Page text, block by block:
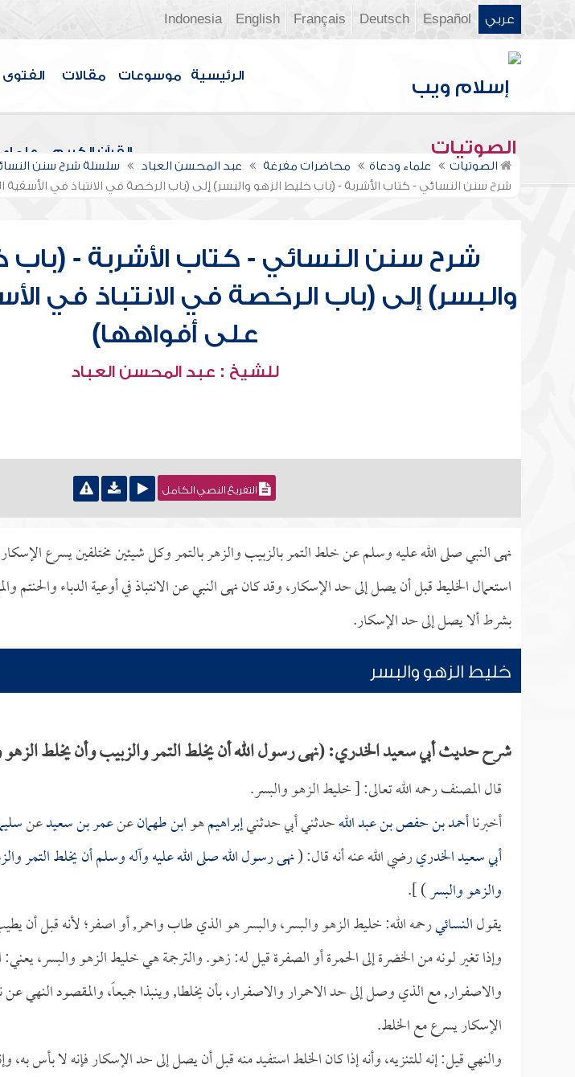
عربي Español
Deutsch
Français
English
Indonesia
الرئيسية موسوعات مقالات الفتوى
الصوتيات القرآن الكريم
الصوتيات علماء ودعاة محاضرات مفرغة عبد المحسن العباد سلسلة شرح سنن
شرح سنن النسائي - كتاب الأشربة - (باب خليط الزهو والبسر) إلى (باب الرخصة في الانتباذ في الأسقية
شرح سنن النسائي - كتاب الأشربة - (باب
والبسر) إلى (باب الرخصة في الانتباذ في
على أفواهها)
للشيخ : عبد المحسن العباد
التفريغ النصي الكامل
نهى النبي صلى الله عليه وسلم عن خلط التمر بالزبيب والزهر بالتمر وكل شيئين مختلفين يسرع الإسكار
استعمال الخليط قبل أن يصل إلى حد الإسكار، وقد كان نهى النبي عن الانتباذ في أوعية الدباء
بشرط ألا يصل إلى حد الإسكار.
خليط الزهو والبسر
شرح حديث أبي سعيد الخدري: (نهى رسول الله أن يخلط التمر والزبيب وأن يخلط
قال المصنف رحمه الله تعالى: [ خليط الزهو والبسر.
أخبرناأحمد بن حفص بن عبد اللهحدثني أبي حدثنيإبراهيمهوابن طهمانعنعمر بن سعيدعن
أبي سعيد الخدريرضي الله عنه أنه قال: (نهى رسول الله صلى الله عليه وآله وسلم أن يخلط التمر
والزهو والبسر) ].
يقولالنسائيرحمه الله: خليط الزهو والبسر، والبسر هو الذي طاب واحمر, أو اصفر؛ لأنه قبل أن
وإذا تغير لونه من الخضرة إلى الحمرة أو الصفرة قيل له: زهو. والترجمة هي خليط الزهو والبسر،
والاصفرار, مع الذي وصل إلى حد الاحمرار والاصفرار، بأن يخلطا, وينبذا جميعاً، والمقصود النهي عن
الإسكار يسرع مع الخلط.
والنهي قيل: إنه للتنزيه، وأنه إذا كان الخلط استفيد منه قبل أن يصل إلى حد الإسكار فإنه لا بأس به،